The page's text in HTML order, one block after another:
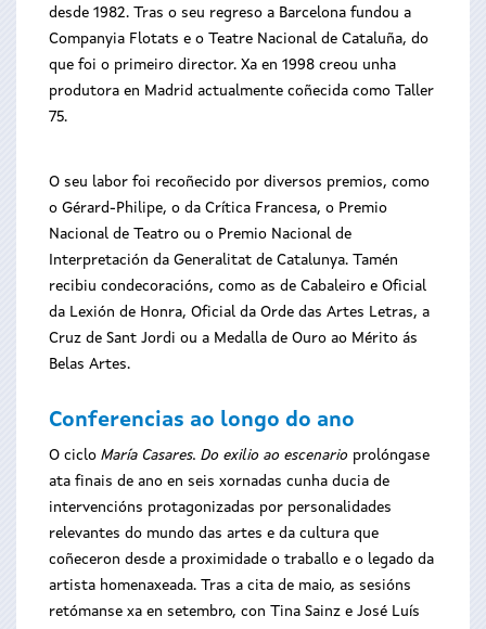
desde 1982. Tras o seu regreso a Barcelona fundou a
Companyia Flotats e o Teatre Nacional de Cataluña, do
que foi o primeiro director. Xa en 1998 creou unha
produtora en Madrid actualmente coñecida como Taller
75.
O seu labor foi recoñecido por diversos premios, como
o Gérard-Philipe, o da Crítica Francesa, o Premio
Nacional de Teatro ou o Premio Nacional de
Interpretación da Generalitat de Catalunya. Tamén
recibiu condecoracións, como as de Cabaleiro e Oficial
da Lexión de Honra, Oficial da Orde das Artes Letras, a
Cruz de Sant Jordi ou a Medalla de Ouro ao Mérito ás
Belas Artes.
Conferencias ao longo do ano
O ciclo María Casares. Do exilio ao escenario prolóngase
ata finais de ano en seis xornadas cunha ducia de
intervencións protagonizadas por personalidades
relevantes do mundo das artes e da cultura que
coñeceron desde a proximidade o traballo e o legado da
artista homenaxeada. Tras a cita de maio, as sesións
retómanse xa en setembro, con Tina Sainz e José Luís